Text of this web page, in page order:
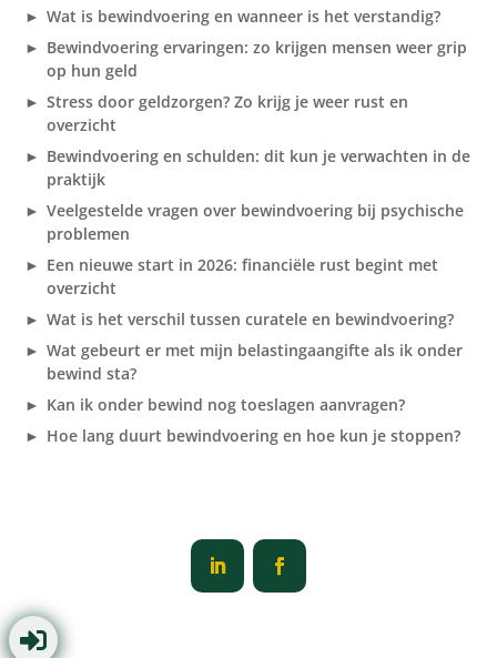
Wat is bewindvoering en wanneer is het verstandig?
Bewindvoering ervaringen: zo krijgen mensen weer grip
op hun geld
Stress door geldzorgen? Zo krijg je weer rust en
overzicht
Bewindvoering en schulden: dit kun je verwachten in de
praktijk
Veelgestelde vragen over bewindvoering bij psychische
problemen
Een nieuwe start in 2026: financiële rust begint met
overzicht
Wat is het verschil tussen curatele en bewindvoering?
Wat gebeurt er met mijn belastingaangifte als ik onder
bewind sta?
Kan ik onder bewind nog toeslagen aanvragen?
Hoe lang duurt bewindvoering en hoe kun je stoppen?
